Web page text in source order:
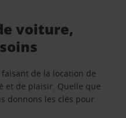
voiture,
de la location de
et de plaisir. Quelle que
donnons les clés pour